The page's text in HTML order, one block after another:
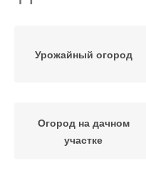
Урожайный огород
Огород на дачном
участке